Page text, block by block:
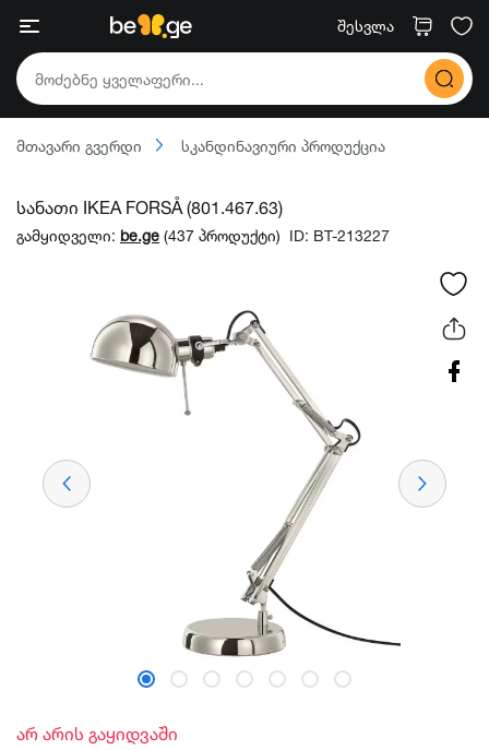
შესვლა
მთავარი გვერდი სკანდინავიური პროდუქცია
სანათი IKEA FORSÅ (801.467.63)
გამყიდველი: be.ge (437 პროდუქტი) ID: BT-213227
არ არის გაყიდვაში